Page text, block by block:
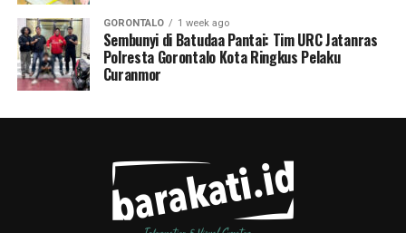
GORONTALO 1 week ago
Sembunyi di Batudaa Pantai: Tim URC Jatanras
Polresta Gorontalo Kota Ringkus Pelaku
Curanmor